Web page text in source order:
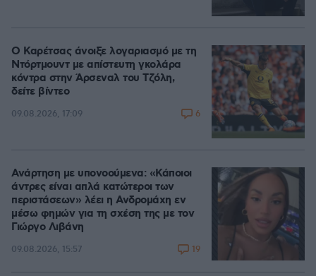
Ο Καρέτσας άνοιξε λογαριασμό με τη
Ντόρτμουντ με απίστευτη γκολάρα
κόντρα στην Άρσεναλ του Τζόλη,
δείτε βίντεο
09.08.2026, 17:09 6
Ανάρτηση με υπονοούμενα: «Κάποιοι
άντρες είναι απλά κατώτεροι των
περιστάσεων» λέει η Ανδρομάχη εν
μέσω φημών για τη σχέση της με τον
Γιώργο Λιβάνη
09.08.2026, 15:57 19